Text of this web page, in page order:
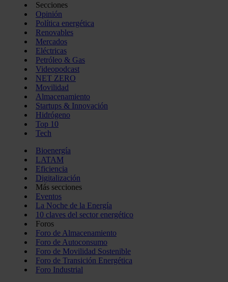
Secciones
Opinión
Política energética
Renovables
Mercados
Eléctricas
Petróleo & Gas
Videopodcast
NET ZERO
Movilidad
Almacenamiento
Startups & Innovación
Hidrógeno
Top 10
Tech
Bioenergía
LATAM
Eficiencia
Digitalización
Más secciones
Eventos
La Noche de la Energía
10 claves del sector energético
Foros
Foro de Almacenamiento
Foro de Autoconsumo
Foro de Movilidad Sostenible
Foro de Transición Energética
Foro Industrial